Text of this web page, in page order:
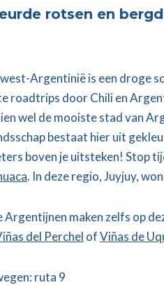
rotsen en
Argentinië is een droge
roadtrips door Chili en
wel de mooiste stad van
bestaat hier uit
boven je uitsteken! Stop
. In deze regio, Juyjuy,
Argentijnen maken zelfs op
del Perchel ofViñas de
ruta 9